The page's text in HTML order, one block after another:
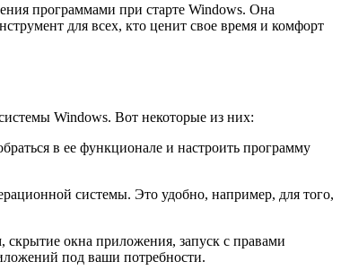
программами при старте Windows. Она
для всех, кто ценит свое время и комфорт
Windows. Вот некоторые из них:
в ее функционале и настроить программу
системы. Это удобно, например, для того,
скрытие окна приложения, запуск с правами
под ваши потребности.